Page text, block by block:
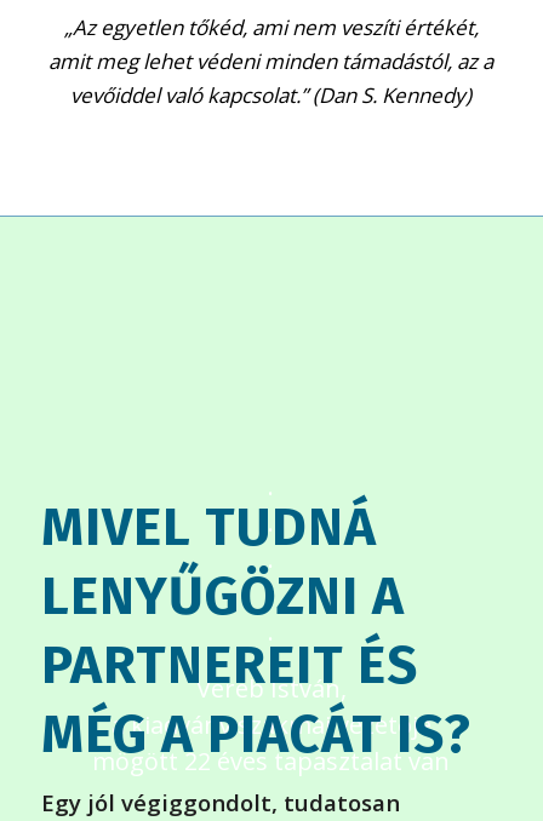
„Az egyetlen tőkéd, ami nem veszíti értékét,
amit meg lehet védeni minden támadástól, az a
vevőiddel való kapcsolat.” (Dan S. Kennedy)
.
.
.
.
.
Vereb István,
a kiadvány szakmai vezetője
mögött 22 éves tapasztalat van
MIVEL TUDNÁ
LENYŰGÖZNI A
PARTNEREIT ÉS
MÉG A PIACÁT IS?
Egy jól végiggondolt, tudatosan